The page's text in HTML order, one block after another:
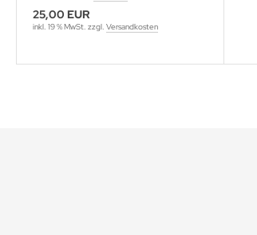
25,00 EUR
inkl. 19 % MwSt. zzgl. Versandkosten